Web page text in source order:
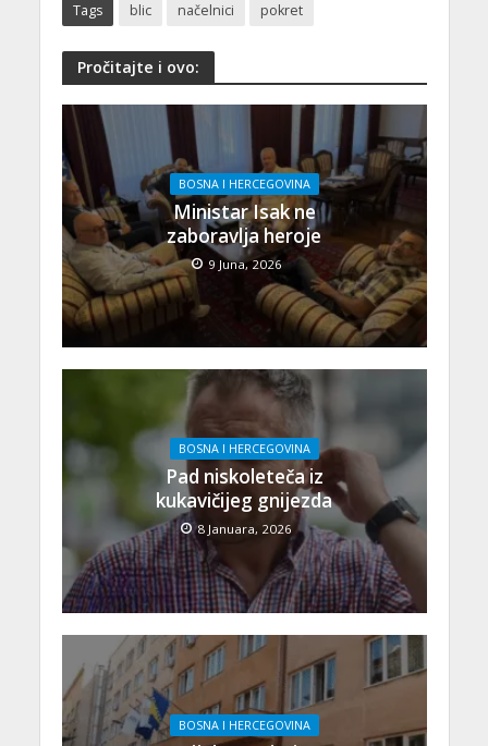
Tags blic načelnici pokret
Pročitajte i ovo:
BOSNA I HERCEGOVINA
Ministar Isak ne
zaboravlja heroje
9 Juna, 2026
BOSNA I HERCEGOVINA
Pad niskoleteča iz
kukavičijeg gnijezda
8 Januara, 2026
BOSNA I HERCEGOVINA